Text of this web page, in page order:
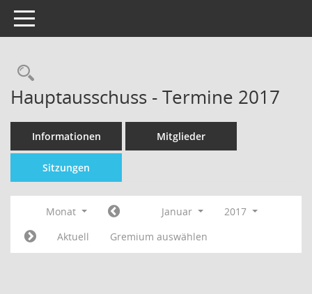
Toggle navigation
Hauptausschuss - Termine 2017
Informationen Mitglieder
Sitzungen
Monat Januar
2017
Aktuell
Gremium auswählen